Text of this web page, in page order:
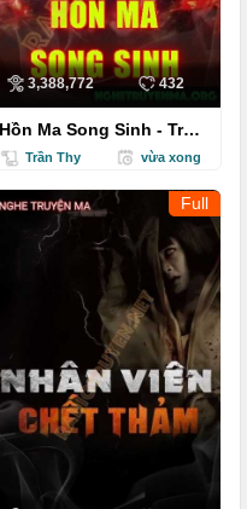
3,388,772 432
Hồn Ma Song Sinh - Trần
ThyTrần Thy vừa xong
Full